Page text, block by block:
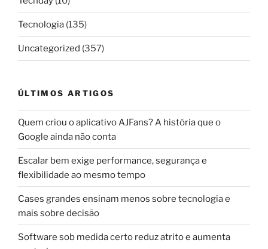
Tecnologia (135)
Uncategorized (357)
ÚLTIMOS ARTIGOS
Quem criou o aplicativo AJFans? A história que o
Google ainda não conta
Escalar bem exige performance, segurança e
flexibilidade ao mesmo tempo
Cases grandes ensinam menos sobre tecnologia e
mais sobre decisão
Software sob medida certo reduz atrito e aumenta